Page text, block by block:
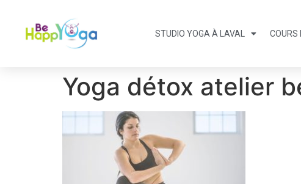
STUDIO YOGA À LAVAL COURS
Yoga détox atelier